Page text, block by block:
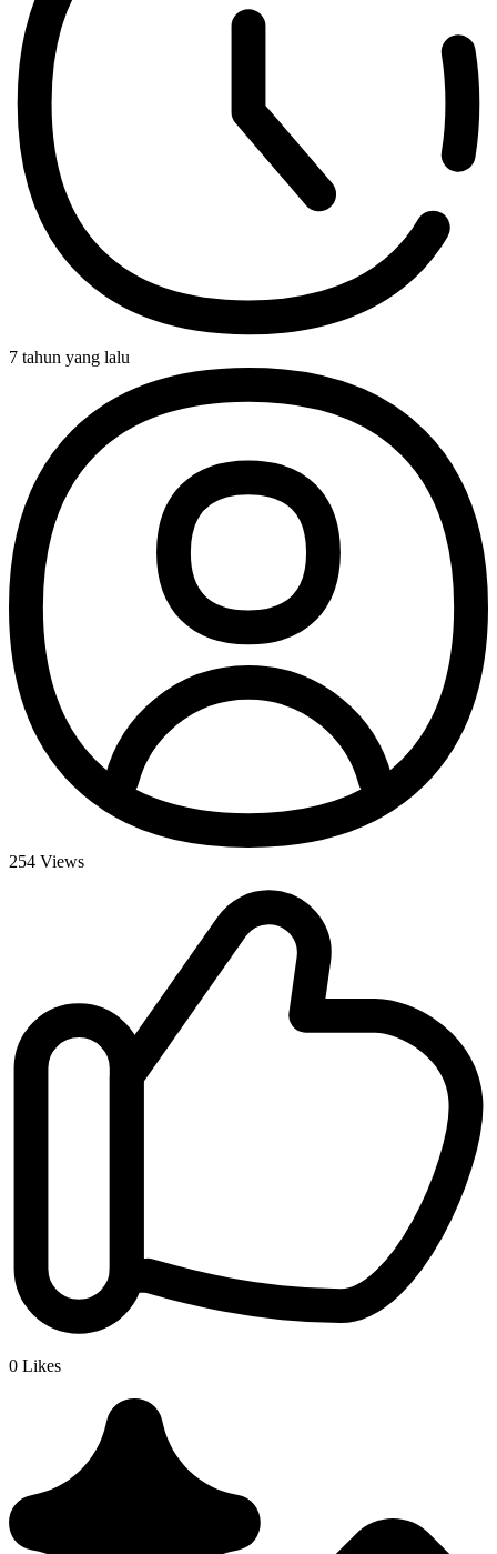
7 tahun yang lalu
254 Views
0 Likes